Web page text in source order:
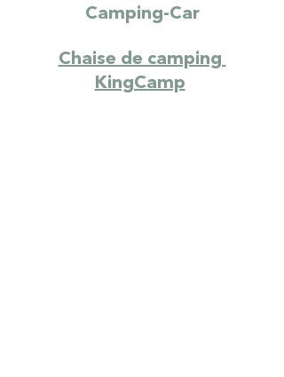
Camping-Car
Chaise de camping
KingCamp